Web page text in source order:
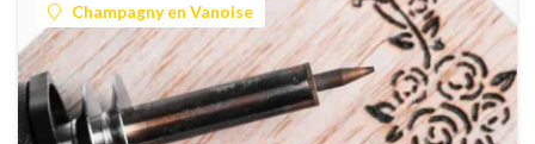
Champagny en Vanoise